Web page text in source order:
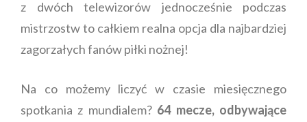
z dwóch telewizorów jednocześnie podczas
mistrzostw to całkiem realna opcja dla najbardziej
zagorzałych fanów piłki nożnej!
Na co możemy liczyć w czasie miesięcznego
spotkania z mundialem? 64 mecze, odbywające